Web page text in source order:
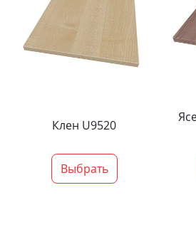
Клен U9520
Выбрать